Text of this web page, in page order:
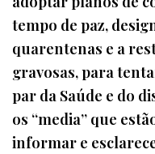
tempo de paz,
quarentenas e a
gravosas, para
par da Saúde e do
os “media” que
informar e